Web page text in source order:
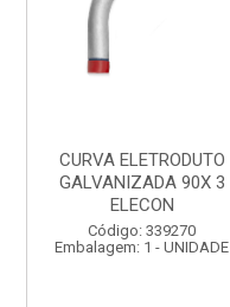
CURVA ELETRODUTO
GALVANIZADA 90X 3
ELECON
Código: 339270
Embalagem: 1 - UNIDADE